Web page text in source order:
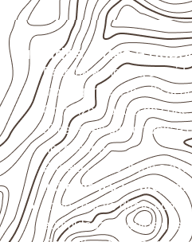
Cuidados antes e
Escolha a medida
montagem e
Organize o plano de corte
dimensões disponíveis e
necessário.
Proteja cortes, furos e
indicada para o projeto.
Evite contato direto com
acumulada e apoios